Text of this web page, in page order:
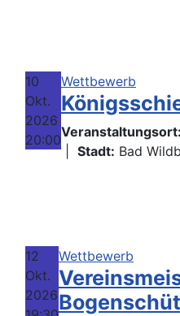
10
Okt.
2026
20:00
Wettbewerb
Veranstaltungsort:
Stadt: Bad
12
Okt.
2026
Wettbewerb